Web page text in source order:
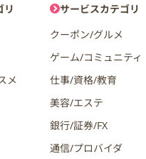
ナビゲーション
リ
メ
サービスカテゴリ
クーポン/グルメ
ゲーム/コミュニティ
仕事/資格/教育
美容/エステ
銀行/証券/FX
通信/プロバイダ